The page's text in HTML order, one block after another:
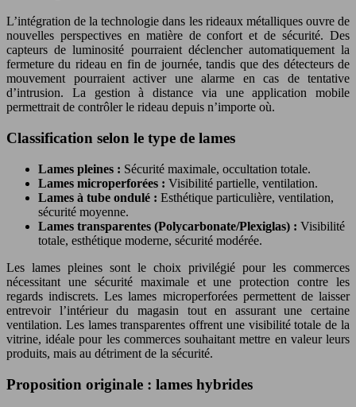
L’intégration de la technologie dans les rideaux métalliques ouvre de
nouvelles perspectives en matière de confort et de sécurité. Des
capteurs de luminosité pourraient déclencher automatiquement la
fermeture du rideau en fin de journée, tandis que des détecteurs de
mouvement pourraient activer une alarme en cas de tentative
d’intrusion. La gestion à distance via une application mobile
permettrait de contrôler le rideau depuis n’importe où.
Classification selon le type de lames
Lames pleines : Sécurité maximale, occultation totale.
Lames microperforées : Visibilité partielle, ventilation.
Lames à tube ondulé : Esthétique particulière, ventilation,
sécurité moyenne.
Lames transparentes (Polycarbonate/Plexiglas) : Visibilité
totale, esthétique moderne, sécurité modérée.
Les lames pleines sont le choix privilégié pour les commerces
nécessitant une sécurité maximale et une protection contre les
regards indiscrets. Les lames microperforées permettent de laisser
entrevoir l’intérieur du magasin tout en assurant une certaine
ventilation. Les lames transparentes offrent une visibilité totale de la
vitrine, idéale pour les commerces souhaitant mettre en valeur leurs
produits, mais au détriment de la sécurité.
Proposition originale : lames hybrides